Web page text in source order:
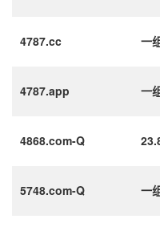
4787.cc 一
4787.app 一
4868.com-Q
5748.com-Q 一